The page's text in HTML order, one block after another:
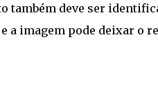
também deve ser
a imagem pode deixar o